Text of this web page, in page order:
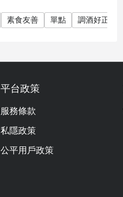
素食友善 單點 調酒好正
平台政策
服務條款
私隱政策
公平用戶政策